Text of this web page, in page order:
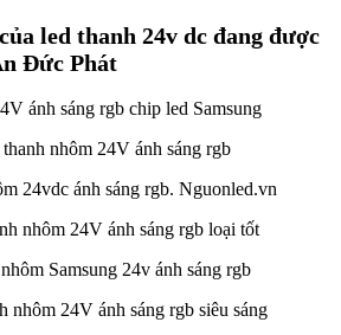
led thanh 24v dc đang được
Đức Phát